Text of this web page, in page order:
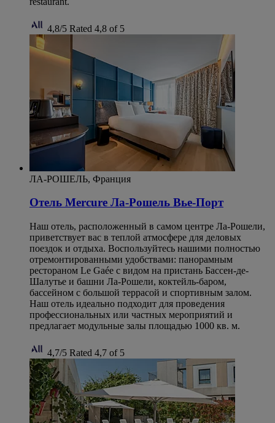
4,8/5 Rated 4,8 of 5
ЛА-РОШЕЛЬ, Франция
Отель Mercure Ла-Рошель Вье-Порт
Наш отель, расположенный в самом центре Ла-Рошели,
приветствует вас в теплой атмосфере для деловых
поездок и отдыха. Воспользуйтесь нашими полностью
отремонтированными удобствами: панорамным
рестораном Le Gaée с видом на пристань Бассен-де-
Шалутье и башни Ла-Рошели, коктейль-баром,
бассейном с большой террасой и спортивным залом.
Наш отель идеально подходит для проведения
профессиональных или частных мероприятий и
предлагает модульные залы площадью 1000 кв. м.
4,7/5 Rated 4,7 of 5